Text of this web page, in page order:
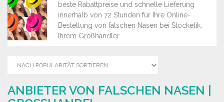
beste Rabattpreise und schnelle Lieferung
innerhalb von 72 Stunden für Ihre Online-
Bestellung von falschen Nasen bei Stocketik,
Ihrem Großhändler.
ANBIETER VON FALSCHEN NASEN |